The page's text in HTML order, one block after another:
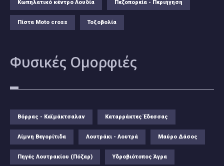
Κωπηλατικό κέντρο Λουδία Πεζοπορεία - Περιήγηση
Πίστα Moto cross Τοξοβολία
Φυσικές Ομορφιές
Βόρρας - Καϊμάκτσαλαν Καταρράκτες Έδεσσας
Λίμνη Βεγορίτιδα Λουτράκι - Λουτρά Μαύρο Δάσος
Πηγές Λουτρακίου (Πόζαρ) Υδροβιότοπος Άγρα